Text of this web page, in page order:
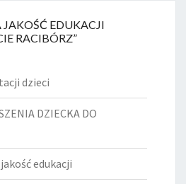
JAKOŚĆ EDUKACJI
RACIBÓRZ”
dzieci
DZIECKA DO
edukacji